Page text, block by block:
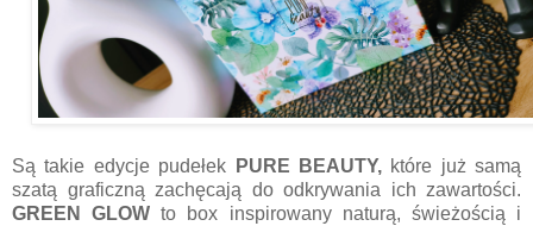
Są takie edycje pudełek PURE BEAUTY,które już samą
szatą graficzną zachęcają do odkrywania ich zawartości.
GREEN GLOWto box inspirowany naturą, świeżością i